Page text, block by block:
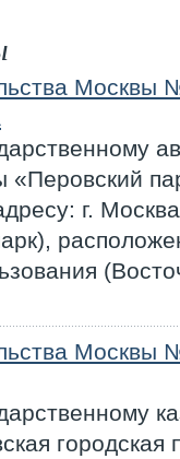
Москвы
«Перовский
г.
городская